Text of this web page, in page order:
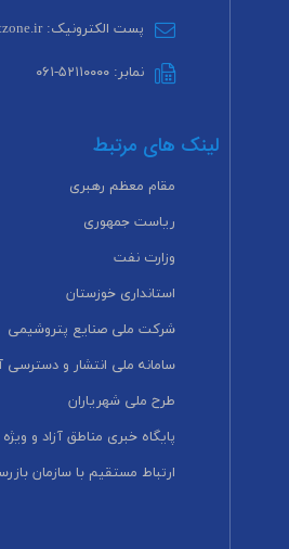
پست الکترونیک: info@petzone.ir
نمابر: ۵۲۱۱۰۰۰۰-۰۶۱
لینک های مرتبط
مقام معظم رهبری
ریاست جمهوری
وزارت نفت
استانداری خوزستان
شرکت ملی صنایع پتروشیمی
سامانه ملی انتشار و دسترسی
طرح ملی شهریاران
پایگاه خبری مناطق آزاد و
ارتباط مستقیم با سازمان